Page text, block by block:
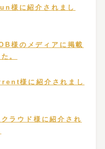
様に紹介されまし
様のメディアに掲載
。
様に紹介されまし
ラウド様に紹介され